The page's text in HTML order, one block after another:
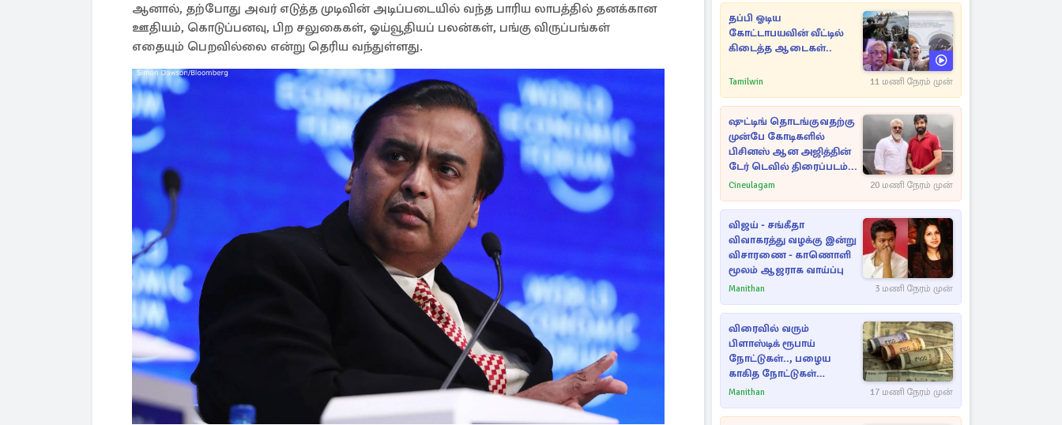
ஆனால், தற்போது அவர் எடுத்த முடிவின் அடிப்படையில் வந்த பாரிய லாபத்தில் தனக்கான
ஊதியம், கொடுப்பனவு, பிற சலுகைகள், ஓய்வூதியப் பலன்கள், பங்கு விருப்பங்கள்
எதையும் பெறவில்லை என்று தெரிய வந்துள்ளது.
தப்பி ஓடிய
கோட்டாபயவின் வீட்டில்
கிடைத்த ஆடைகள்..
Tamilwin 11 மணி நேரம் முன்
ஷுட்டிங் தொடங்குவதற்கு
முன்பே கோடிகளில்
பிசினஸ் ஆன அஜித்தின்
டேர் டெவில் திரைப்படம்...
Cineulagam 20 மணி நேரம் முன்
விஜய் - சங்கீதா
விவாகரத்து வழக்கு இன்று
விசாரணை - காணொளி
மூலம் ஆஜராக வாய்ப்பு
Manithan 3 மணி நேரம் முன்
விரைவில் வரும்
பிளாஸ்டிக் ரூபாய்
நோட்டுகள்.., பழைய
காகித நோட்டுகள்
செல்லுமா?
Manithan 17 மணி நேரம் முன்